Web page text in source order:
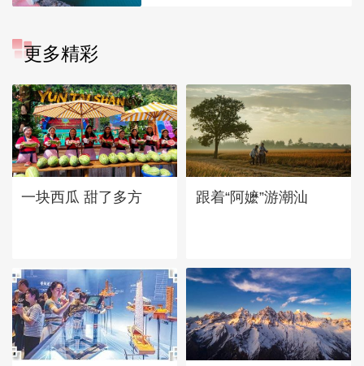
更多精彩
一块西瓜 甜了多方 跟着“阿嬷”游潮汕